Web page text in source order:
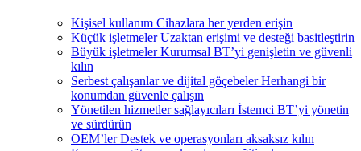
Kişisel kullanım Cihazlara her yerden erişin
Küçük işletmeler Uzaktan erişimi ve desteği basitleştirin
Büyük işletmeler Kurumsal BT’yi genişletin ve güvenli
kılın
Serbest çalışanlar ve dijital göçebeler Herhangi bir
konumdan güvenle çalışın
Yönetilen hizmetler sağlayıcıları İstemci BT’yi yönetin
ve sürdürün
OEM’ler Destek ve operasyonları aksaksız kılın